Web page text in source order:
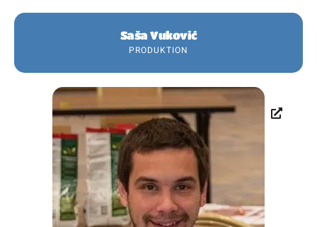
Saša Vuković
PRODUKTION